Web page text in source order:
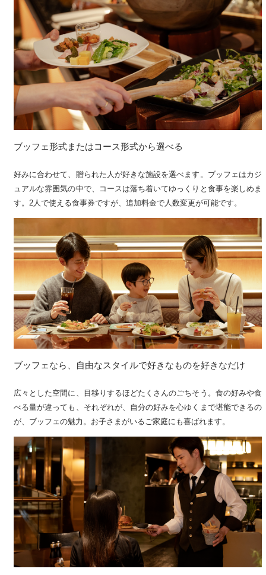
ブッフェ形式またはコース形式から選べる
好みに合わせて、贈られた人が好きな施設を選べます。ブッフェはカジ
ュアルな雰囲気の中で、コースは落ち着いてゆっくりと食事を楽しめま
す。2人で使える食事券ですが、追加料金で人数変更が可能です。
ブッフェなら、自由なスタイルで好きなものを好きなだけ
広々とした空間に、目移りするほどたくさんのごちそう。食の好みや食
べる量が違っても、それぞれが、自分の好みを心ゆくまで堪能できるの
が、ブッフェの魅力。お子さまがいるご家庭にも喜ばれます。